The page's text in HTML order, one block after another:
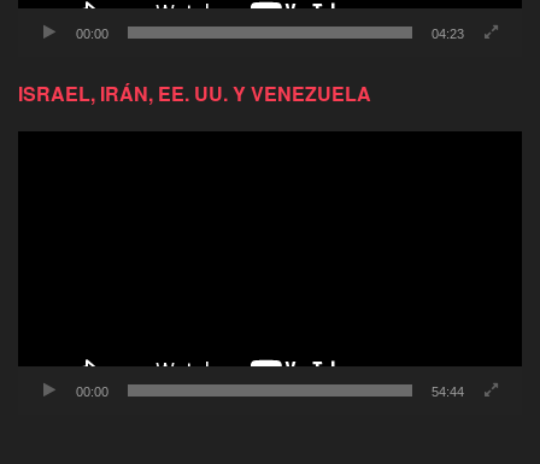
00:00 04:23
ISRAEL, IRÁN, EE. UU. Y VENEZUELA
00:00 54:44